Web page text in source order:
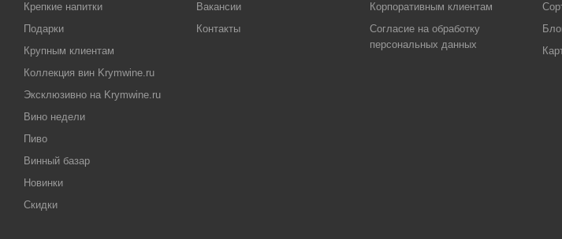
Крепкие напитки
Подарки
Крупным клиентам
Коллекция вин Krymwine.ru
Эксклюзивно на Krymwine.ru
Вино недели
Пиво
Винный базар
Новинки
Скидки
Вакансии
Контакты
Корпоративным клиентам
Согласие на обработку
персональных данных